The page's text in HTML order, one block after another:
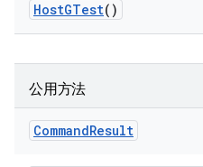
HostGTest()
公用方法
CommandResult